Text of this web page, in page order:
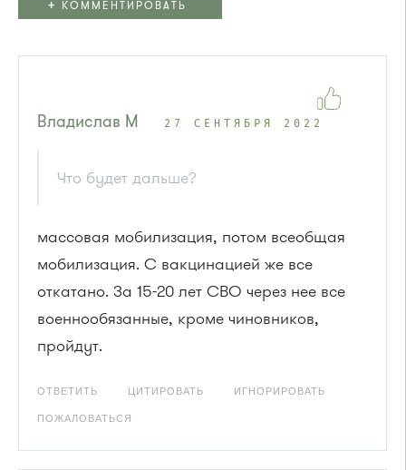
+ КОММЕНТИРОВАТЬ
Владислав М 27 СЕНТЯБРЯ 2022
Что будет дальше?
массовая мобилизация, потом всеобщая
мобилизация. С вакцинацией же все
откатано. За 15-20 лет СВО через нее все
военнообязанные, кроме чиновников,
пройдут.
ОТВЕТИТЬ ЦИТИРОВАТЬ ИГНОРИРОВАТЬ
ПОЖАЛОВАТЬСЯ